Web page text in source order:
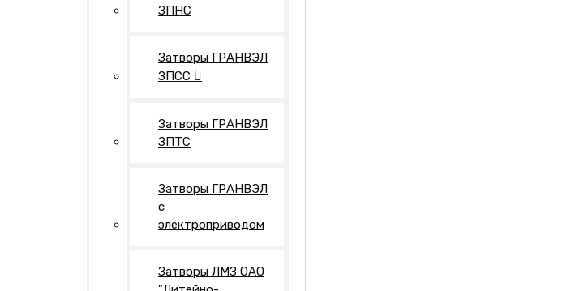
ЗПНС
Затворы ГРАНВЭЛ
ЗПСС
Затворы ГРАНВЭЛ
ЗПТС
Затворы ГРАНВЭЛ
с
электроприводом
Затворы ЛМЗ ОАО